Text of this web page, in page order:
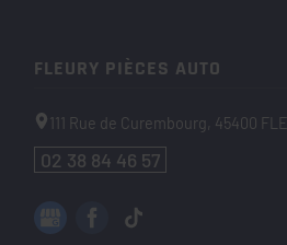
FLEURY PIÈCES AUTO
111 Rue de Curembourg, 45400
02 38 84 46 57